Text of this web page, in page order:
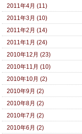
2011年4月 (11)
2011年3月 (10)
2011年2月 (14)
2011年1月 (24)
2010年12月 (23)
2010年11月 (10)
2010年10月 (2)
2010年9月 (2)
2010年8月 (2)
2010年7月 (2)
2010年6月 (2)